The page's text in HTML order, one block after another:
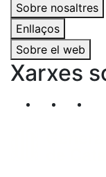
Sobre nosaltres
Enllaços
Sobre el web
Xarxes